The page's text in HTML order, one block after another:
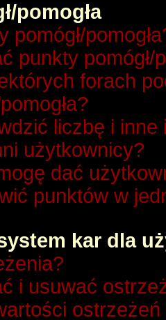
pomogła
pomógł/
punkty pomógł/
forach
liczbę i
użytkownicy?
dać
punktów w
kar dla
i usuwać